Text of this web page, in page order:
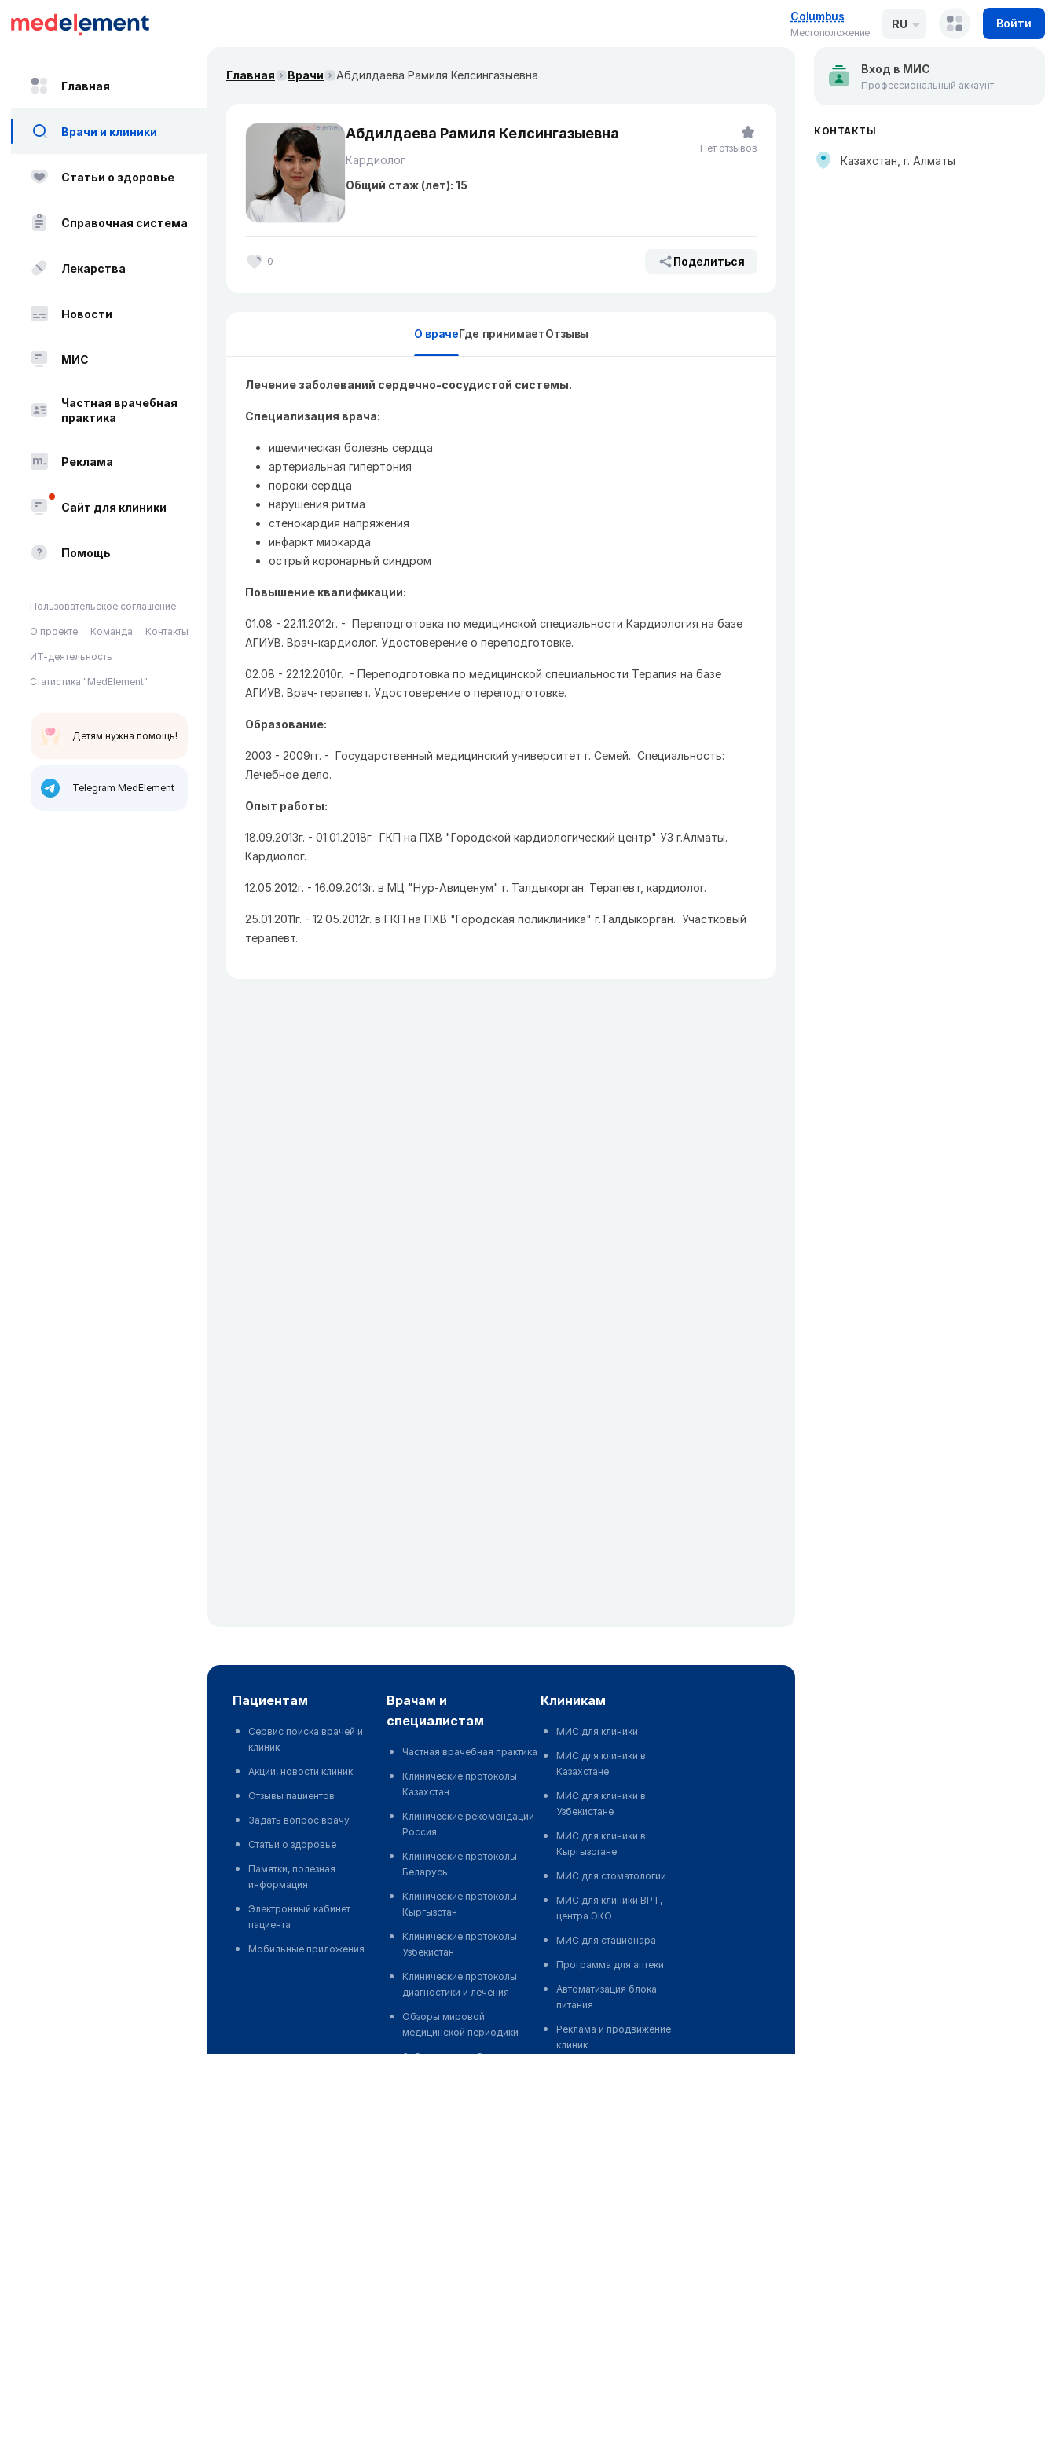
Columbus
Местоположение
RU Войти
Главная
Врачи и клиники
Статьи о здоровье
Справочная система
Лекарства
Новости
МИС
Частная врачебная
практика
Реклама
Сайт для клиники
Помощь
Пользовательское соглашение
О проекте Команда Контакты
ИТ-деятельность
Статистика "MedElement"
Детям нужна помощь!
Telegram MedElement
Главная Врачи Абдилдаева Рамиля Келсингазыевна
Абдилдаева Рамиля Келсингазыевна
Кардиолог
Общий стаж (лет): 15
0 Поделиться
Нет отзывов
О врачеГде принимаетОтзывы
Лечение заболеваний сердечно-сосудистой системы.
Специализация врача:
ишемическая болезнь сердца
артериальная гипертония
пороки сердца
нарушения ритма
стенокардия напряжения
инфаркт миокарда
острый коронарный синдром
Повышение квалификации:
01.08 - 22.11.2012г. - Переподготовка по медицинской специальности Кардиология на базе
АГИУВ. Врач-кардиолог. Удостоверение о переподготовке.
02.08 - 22.12.2010г. - Переподготовка по медицинской специальности Терапия на базе
АГИУВ. Врач-терапевт. Удостоверение о переподготовке.
Образование:
2003 - 2009гг. - Государственный медицинский университет г. Семей. Специальность:
Лечебное дело.
Опыт работы:
18.09.2013г. - 01.01.2018г. ГКП на ПХВ "Городской кардиологический центр" УЗ г.Алматы.
Кардиолог.
12.05.2012г. - 16.09.2013г. в МЦ "Нур-Авиценум" г. Талдыкорган. Терапевт, кардиолог.
25.01.2011г. - 12.05.2012г. в ГКП на ПХВ "Городская поликлиника" г.Талдыкорган. Участковый
терапевт.
пациентам
Сервис поиска врачей и
клиник
Акции, новости клиник
Отзывы пациентов
Задать вопрос врачу
Статьи о здоровье
Памятки, полезная
информация
Электронный кабинет
пациента
Мобильные приложения
врачам и
специалистам
Частная врачебная практика
Клинические протоколы
Казахстан
Клинические рекомендации
Россия
Клинические протоколы
Беларусь
Клинические протоколы
Кыргызстан
Клинические протоколы
Узбекистан
Клинические протоколы
диагностики и лечения
Обзоры мировой
медицинской периодики
Заболевания: обзорные
клиникам
МИС для клиники
МИС для клиники в
Казахстане
МИС для клиники в
Узбекистане
МИС для клиники в
Кыргызстане
МИС для стоматологии
МИС для клиники ВРТ,
центра ЭКО
МИС для стационара
Программа для аптеки
Автоматизация блока
питания
Реклама и продвижение
клиник
Вход в МИС
Профессиональный аккаунт
КОНТАКТЫ
Казахстан, г. Алматы